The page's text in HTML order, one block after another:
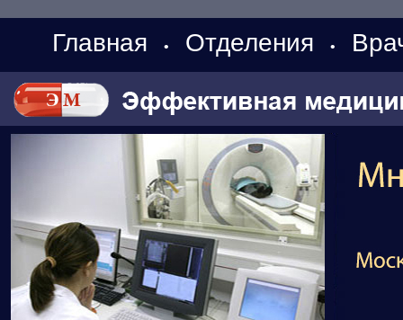
Главная • Отделения •